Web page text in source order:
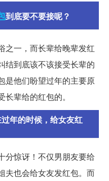
到底要不要接呢？
之一，而长辈给晚辈发红
结到底该不该接受长辈的
是他们盼望过年的主要原
辈给的红包的。
年的时候，给女友红
分惊讶！不仅男朋友要给
夫也会给女友发红包。而